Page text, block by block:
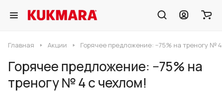
Главная Акции Горячее предложение: −75% на треногу №
Горячее предложение: −75% на
треногу № 4 с чехлом!